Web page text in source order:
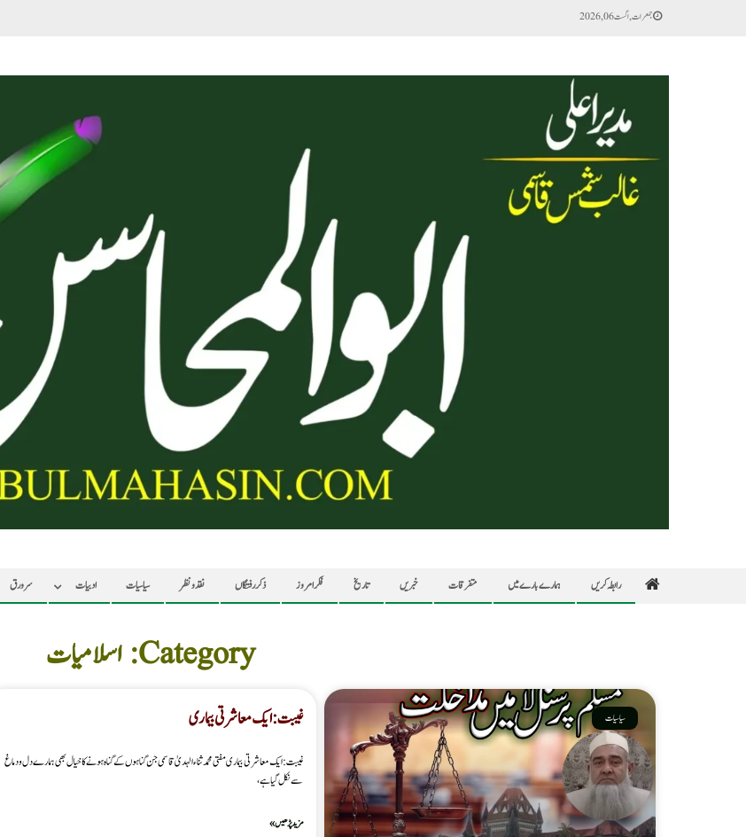
جمعرات, اگست 06, 2026
سرورق ادبیات سیاسیات نقد ونظر ذکر رفتگاں فکر امروز تاریخ خبریں متفرقات ہمارے بارے میں رابطہ کریں
Category: اسلامیات
سیاسیات غیبت : ایک معاشرتی بیماری
غیبت : ایک معاشرتی بیماری مفتی محمد ثناء الہدیٰ قاسمی جن گناہوں کے گناہ ہونے کا خیال بھی ہمارے دل ودماغ
سے نکل گیا ہے،
مزید پڑھیں »